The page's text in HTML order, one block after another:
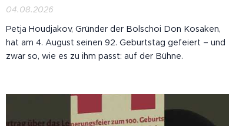
04.08.2026
Petja Houdjakov, Gründer der Bolschoi Don Kosaken,
hat am 4. August seinen 92. Geburtstag gefeiert – und
zwar so, wie es zu ihm passt: auf der Bühne.